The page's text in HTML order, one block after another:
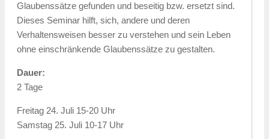
Glaubenssätze gefunden und beseitig bzw. ersetzt sind.
Dieses Seminar hilft, sich, andere und deren
Verhaltensweisen besser zu verstehen und sein Leben
ohne einschränkende Glaubenssätze zu gestalten.
Dauer:
2 Tage
Freitag 24. Juli 15-20 Uhr
Samstag 25. Juli 10-17 Uhr